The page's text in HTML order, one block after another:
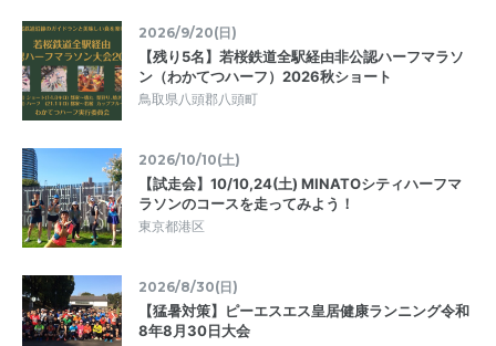
2026/9/20(日)
【残り5名】若桜鉄道全駅経由非公認ハーフマラソ
ン（わかてつハーフ）2026秋ショート
鳥取県八頭郡八頭町
2026/10/10(土)
【試走会】10/10,24(土) MINATOシティハーフマ
ラソンのコースを走ってみよう！
東京都港区
2026/8/30(日)
【猛暑対策】ピーエスエス皇居健康ランニング令和
8年8月30日大会